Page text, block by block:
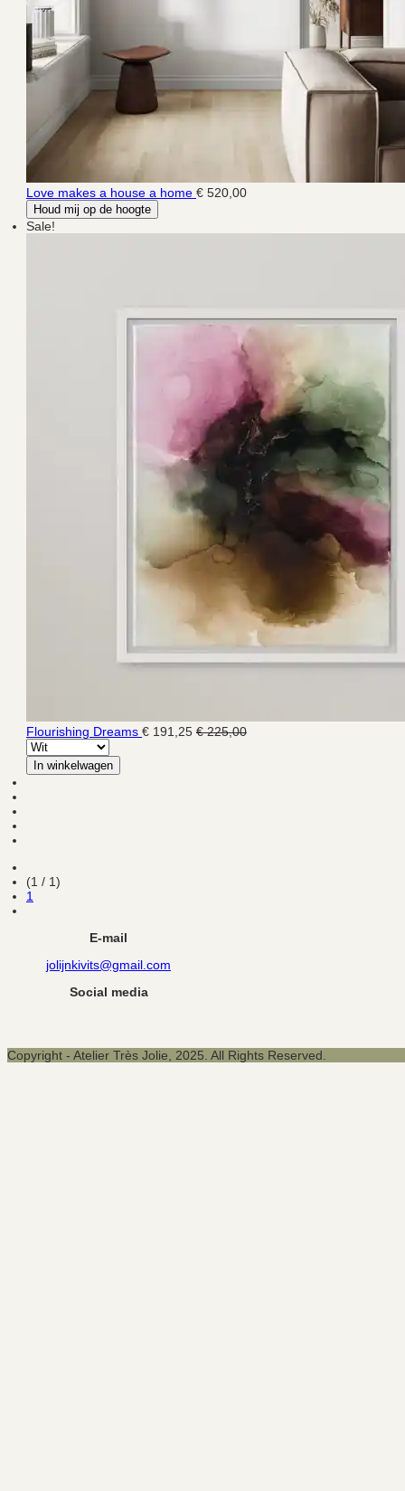
Love makes a house a home € 520,00
Houd mij op de hoogte
Sale!
Flourishing Dreams € 191,25 € 225,00
In winkelwagen
(1 / 1)
1
E-mail
jolijnkivits@gmail.com
Social media
Copyright - Atelier Très Jolie, 2025. All Rights Reserved.